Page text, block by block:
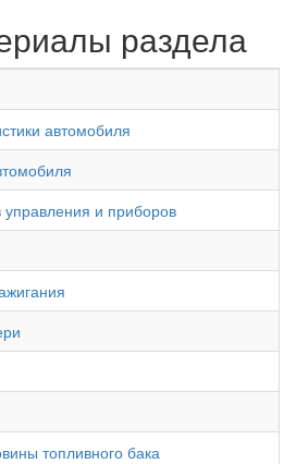
раздела
автомобиля
и приборов
топливного бака